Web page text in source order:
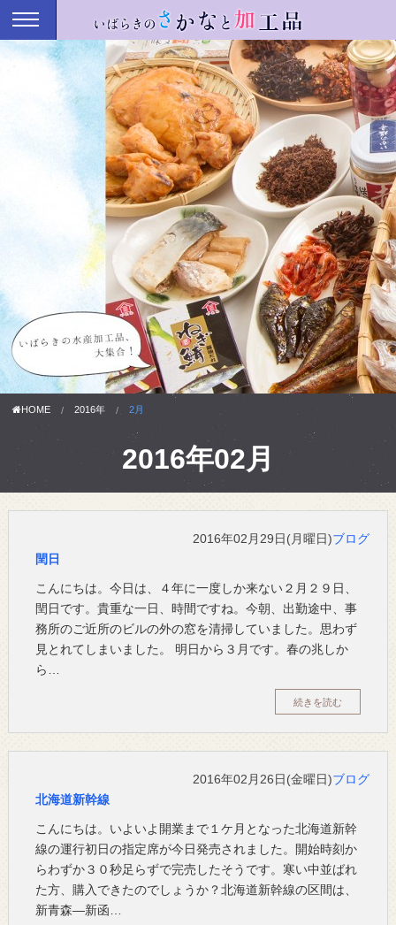
HOME 2016年 2月
2016年02月
2016年02月29日(月曜日)ブログ
閏日
こんにちは。今日は、４年に一度しか来ない２月２９日、
閏日です。貴重な一日、時間ですね。今朝、出勤途中、事
務所のご近所のビルの外の窓を清掃していました。思わず
見とれてしまいました。 明日から３月です。春の兆しか
ら…
続きを読む
2016年02月26日(金曜日)ブログ
北海道新幹線
こんにちは。いよいよ開業まで１ケ月となった北海道新幹
線の運行初日の指定席が今日発売されました。開始時刻か
らわずか３０秒足らずで完売したそうです。寒い中並ばれ
た方、購入できたのでしょうか？北海道新幹線の区間は、
新青森―新函…